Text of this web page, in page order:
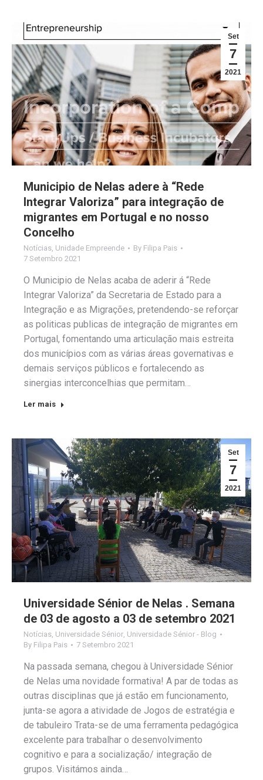
Set
7
2021
Municipio de Nelas adere à “Rede
Integrar Valoriza” para integração de
migrantes em Portugal e no nosso
Concelho
Notícias, Unidade Empreende By Filipa Pais
7 Setembro 2021
O Municipio de Nelas acaba de aderir á “Rede
Integrar Valoriza” da Secretaria de Estado para a
Integração e as Migrações, pretendendo-se reforçar
as politicas publicas de integração de migrantes em
Portugal, fomentando uma articulação mais estreita
dos municípios com as várias áreas governativas e
demais serviços públicos e fortalecendo as
sinergias interconcelhias que permitam…
Ler mais
Set
7
2021
Universidade Sénior de Nelas . Semana
de 03 de agosto a 03 de setembro 2021
Notícias Universidade Sénior Universidade Sénior - Blog
By Filipa Pais 7 Setembro 2021
Na passada semana, chegou à Universidade Sénior
de Nelas uma novidade formativa! A par de todas as
outras disciplinas que já estão em funcionamento,
junta-se agora a atividade de Jogos de estratégia e
de tabuleiro Trata-se de uma ferramenta pedagógica
excelente para trabalhar o desenvolvimento
cognitivo e para a socialização/ integração de
grupos. Visitámos ainda…